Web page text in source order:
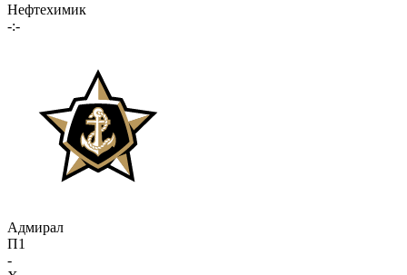
Нефтехимик
-:-
Адмирал
П1
-